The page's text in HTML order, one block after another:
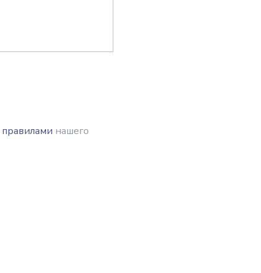
правилами нашего